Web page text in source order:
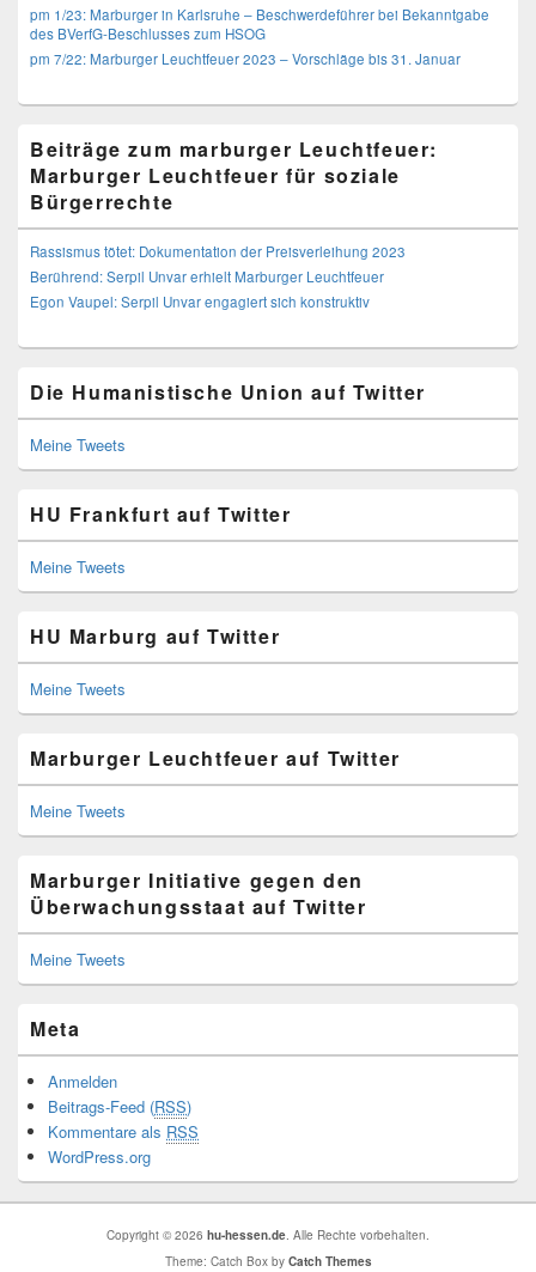
pm 1/23: Marburger in Karlsruhe – Beschwerdeführer bei Bekanntgabe
des BVerfG-Beschlusses zum HSOG
pm 7/22: Marburger Leuchtfeuer 2023 – Vorschläge bis 31. Januar
Beiträge zum marburger Leuchtfeuer:
Marburger Leuchtfeuer für soziale
Bürgerrechte
Rassismus tötet: Dokumentation der Preisverleihung 2023
Berührend: Serpil Unvar erhielt Marburger Leuchtfeuer
Egon Vaupel: Serpil Unvar engagiert sich konstruktiv
Die Humanistische Union auf Twitter
Meine Tweets
HU Frankfurt auf Twitter
Meine Tweets
HU Marburg auf Twitter
Meine Tweets
Marburger Leuchtfeuer auf Twitter
Meine Tweets
Marburger Initiative gegen den
Überwachungsstaat auf Twitter
Meine Tweets
Meta
Anmelden
Beitrags-Feed (RSS)
Kommentare als RSS
WordPress.org
Copyright © 2026 hu-hessen.de. Alle Rechte vorbehalten.
Theme: Catch Box by Catch Themes